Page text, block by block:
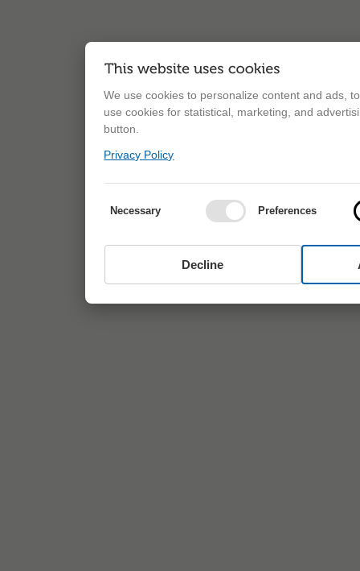
We use cookies to personalize content and ads,
use cookies for statistical, marketing, and
button.
Privacy Policy
Necessary Preferences
Decline